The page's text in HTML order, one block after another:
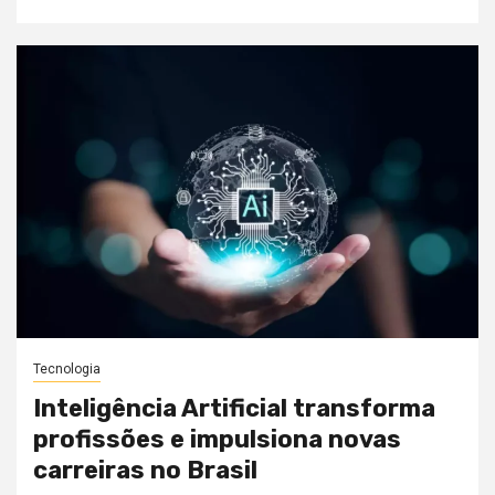
Tecnologia
Inteligência Artificial transforma
profissões e impulsiona novas
carreiras no Brasil